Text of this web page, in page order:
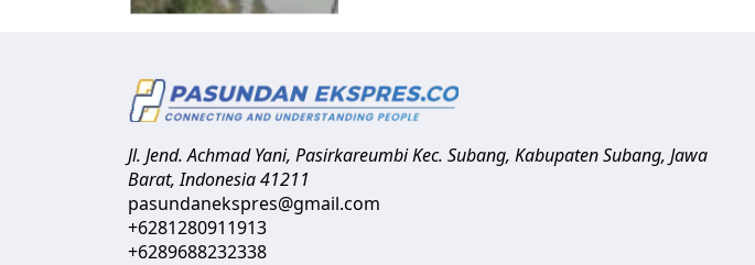
Jl. Jend. Achmad Yani, PasirkareumbiKec. Subang, Kabupaten Subang, Jawa
Barat,Indonesia41211
pasundanekspres@gmail.com
+6281280911913
+6289688232338